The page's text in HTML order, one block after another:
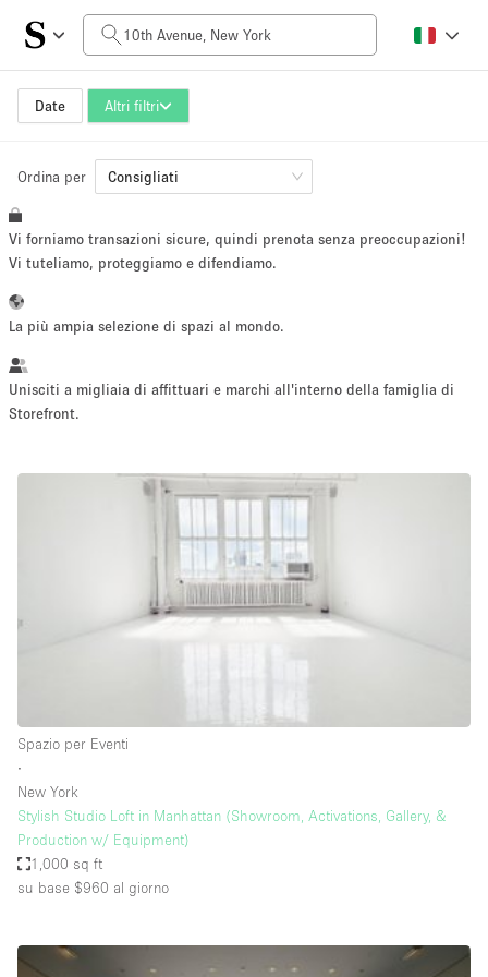
Date Altri filtri
Prezzo al giorno
$0
Dimensioni dello spazio
5000+ sq ft
~ 13 persone
artistico
Meeting Ufficio
Acquista Condividi
Atelier / Laboratorio
Boutique/negozio
Container
Ordina per Consigliati
Vi forniamo transazioni sicure, quindi prenota senza preoccupazioni!
Vi tuteliamo, proteggiamo e difendiamo.
La più ampia selezione di spazi al mondo.
Unisciti a migliaia di affittuari e marchi all'interno della famiglia di
Storefront.
Spazio per Eventi
∙
New York
Stylish Studio Loft in Manhattan (Showroom, Activations, Gallery, &
Production w/ Equipment)
1,000 sq ft
su base $960 al giorno